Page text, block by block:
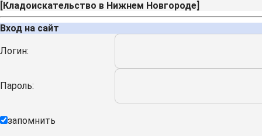
[Кладоискательство в Нижнем Новгороде]
Вход на сайт
Логин:
Пароль:
запомнить